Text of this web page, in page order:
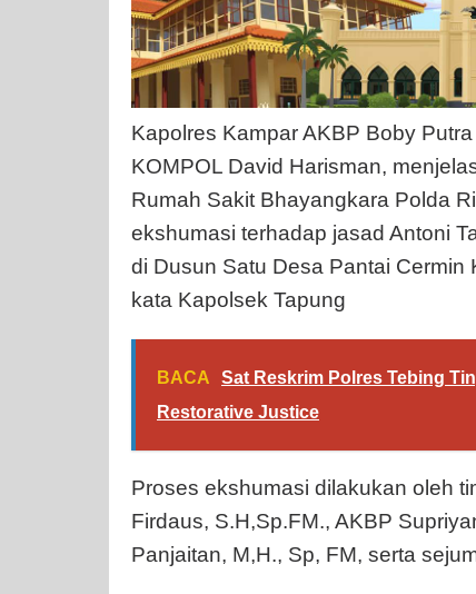
Kapolres Kampar AKBP Boby
KOMPOL David Harisman,
Rumah Sakit Bhayangkara Polda
ekshumasi terhadap jasad Antoni
di Dusun Satu Desa Pantai Cermin
kata Kapolsek Tapung
BACA
Sat Reskrim Polres Tebing
Restorative Justice
Proses ekshumasi dilakukan oleh
Firdaus, S.H,Sp.FM., AKBP
Panjaitan, M,H., Sp, FM, serta